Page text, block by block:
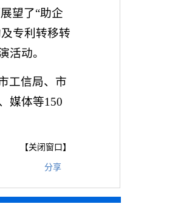
望了“助企
专利转移转
活动。
工信局、市
媒体等150
【关闭窗口 】
分享